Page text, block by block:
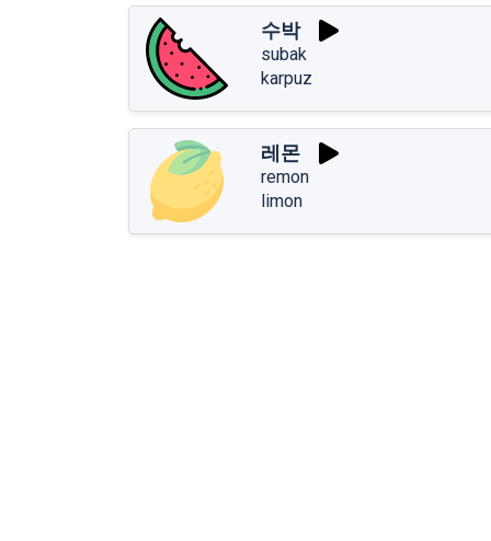
수박
subak
karpuz
레몬
remon
limon